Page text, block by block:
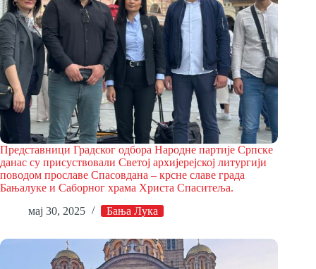
Представници Градског одбора Народне партије Српске
данас су присуствовали Светој архијерејској литургији
поводом прославе Спасовдана – крсне славе града
Бањалуке и Саборног храма Христа Спаситеља.
мај 30, 2025
Бања Лука